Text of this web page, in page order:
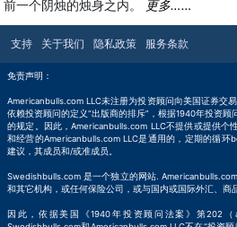
前一个阴烛的烛身之内。
更多……
支持 关于我们 隐私政策 服务条款
免责声明：
Americanbulls.com LLC未注册为投资顾问向美国证券交
依赖投资顾问的定义“出版商的排斥”，根据1940年投资顾
的规定。因此，Americanbulls.com LLC不提供或提供个
和经营的Americanbulls.com LLC是通用的，定期的循环
建议，其成员和/或准成员。
Swedishbulls.com 是一个独立的网站.
和其它机构，或任何保险公司，或与国内或国际外汇、商
因此，依据美国《1940年投资顾问法案》第202（